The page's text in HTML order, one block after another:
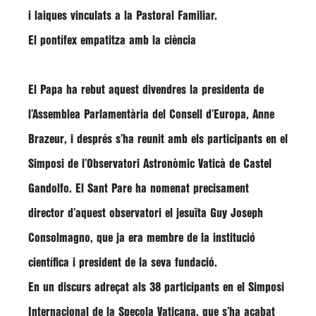
i laiques vinculats a la Pastoral Familiar.
El pontífex empatitza amb la ciència
El Papa ha rebut aquest divendres la presidenta de
l’Assemblea Parlamentària del Consell d’Europa, Anne
Brazeur, i després s’ha reunit amb els participants en el
Simposi de l’Observatori Astronòmic Vaticà de Castel
Gandolfo. El Sant Pare ha nomenat precisament
director d’aquest observatori el jesuïta Guy Joseph
Consolmagno, que ja era membre de la institució
científica i president de la seva fundació.
En un discurs adreçat als 38 participants en el Simposi
Internacional de la Specola Vaticana, que s’ha acabat